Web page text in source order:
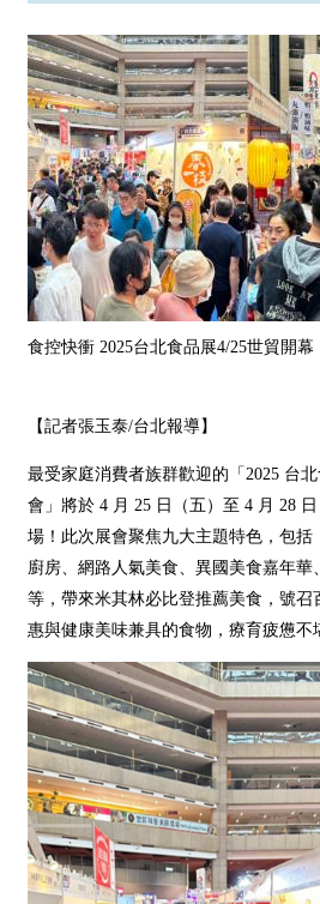
食控快衝 2025台北食品展4/25世貿開
【記者張玉泰/台北報導】
最受家庭消費者族群歡迎的「2025 台
會」將於 4 月 25 日（五）至 4 月 28
場！此次展會聚焦九大主題特色，包
廚房、網路人氣美食、異國美食嘉年
等，帶來米其林必比登推薦美食，號
惠與健康美味兼具的食物，療育疲憊不